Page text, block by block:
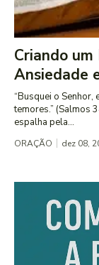
Criando
Ansiedade
“Busquei o
temores.” (Salmos 34:4) Quando a ansiedade aperta
espalha pela...
ORAÇÃO dez 08,